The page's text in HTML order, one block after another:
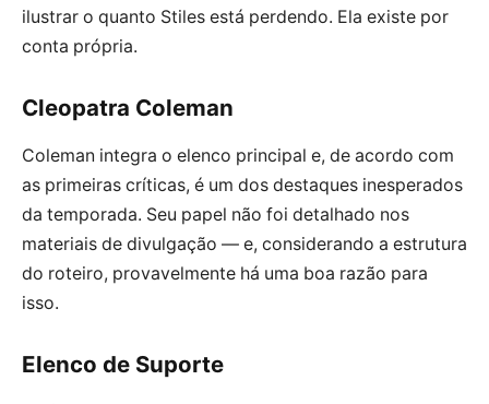
ilustrar o quanto Stiles está perdendo. Ela existe por
conta própria.
Cleopatra Coleman
Coleman integra o elenco principal e, de acordo com
as primeiras críticas, é um dos destaques inesperados
da temporada. Seu papel não foi detalhado nos
materiais de divulgação — e, considerando a estrutura
do roteiro, provavelmente há uma boa razão para
isso.
Elenco de Suporte